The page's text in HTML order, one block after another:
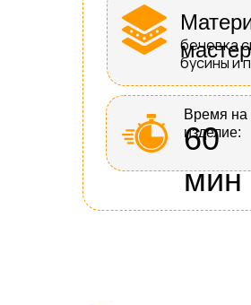
60
мин
Время на
изделие:
бечевка
бусины и